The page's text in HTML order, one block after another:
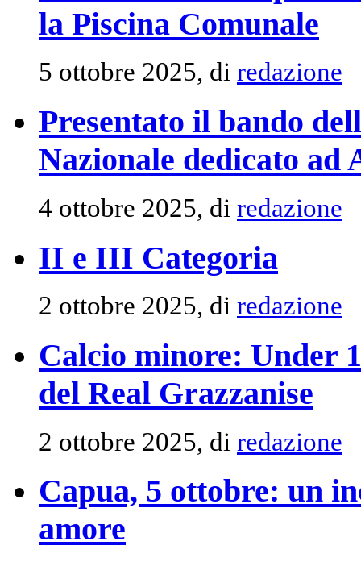
la Piscina Comunale
5 ottobre 2025, di redazione
Presentato il bando
Nazionale dedicato ad
4 ottobre 2025, di redazione
II e III Categoria
2 ottobre 2025, di redazione
Calcio minore: Under
del Real Grazzanise
2 ottobre 2025, di redazione
Capua, 5 ottobre: un
amore